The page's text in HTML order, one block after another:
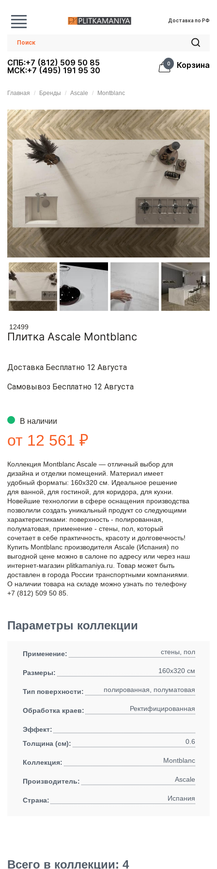
Доставка по РФ
СПБ:+7 (812) 509 50 85
МСК:+7 (495) 191 95 30
0 Корзина
Главная Бренды Ascale Montblanc
12499
Плитка Ascale Montblanc
Доставка Бесплатно 12 Августа
Самовывоз Бесплатно 12 Августа
В наличии
от 12 561 ₽
Коллекция Montblanc Ascale — отличный выбор для
дизайна и отделки помещений. Материал имеет
удобный форматы: 160x320 см. Идеальное решение
для ванной, для гостиной, для коридора, для кухни.
Новейшие технологии в сфере оснащения производства
позволили создать уникальный продукт со следующими
характеристиками: поверхность - полированная,
полуматовая, применение - стены, пол, который
сочетает в себе практичность, красоту и долговечность!
Купить Montblanc производителя Ascale (Испания) по
выгодной цене можно в салоне по адресу или через наш
интернет-магазин plitkamaniya.ru. Товар может быть
доставлен в города России транспортными компаниями.
О наличии товара на складе можно узнать по телефону
+7 (812) 509 50 85.
Параметры коллекции
Применение: стены, пол
Размеры: 160x320 см
Тип поверхности: полированная, полуматовая
Обработка краев: Ректифицированная
Эффект:
Толщина (см):
0.6
Коллекция: Montblanc
Производитель: Ascale
Страна: Испания
Всего в коллекции: 4